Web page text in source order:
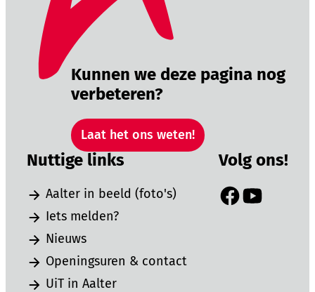
Kunnen we deze pagina nog
verbeteren?
Laat het ons weten!
Nuttige links
Aalter in beeld (foto's)
Iets melden?
Nieuws
Openingsuren & contact
UiT in Aalter
Volg ons!
Facebook
YouTube